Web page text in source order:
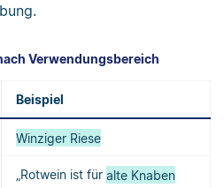
Verwendungsbereich
Beispiel
Winziger Riese
„Rotwein ist für alte Knaben